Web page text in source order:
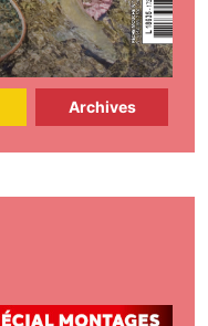
Archives